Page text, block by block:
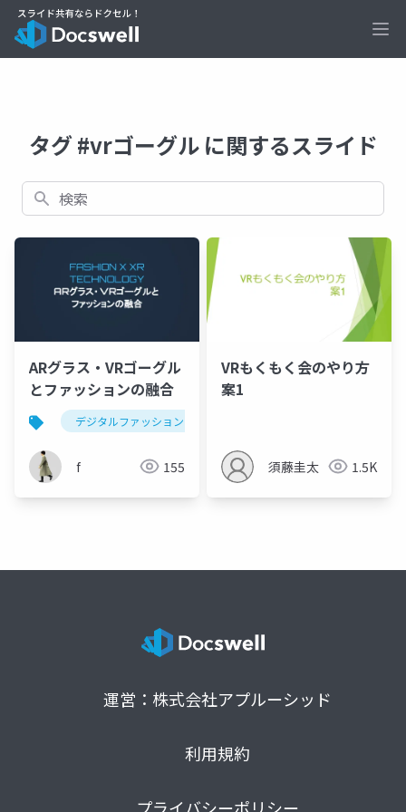
タグ #vrゴーグル に関するスライド
検索
ARグラス・VRゴーグル
とファッションの融合
デジタルファッション
f 155
VRもくもく会のやり方
案1
須藤圭太 1.5K
運営：株式会社アプルーシッド
利用規約
プライバシーポリシー